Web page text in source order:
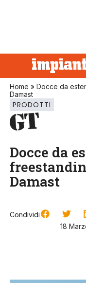
Home » Docce da
Damast
PRODOTTI
Docce da
Damast
Condividi
18